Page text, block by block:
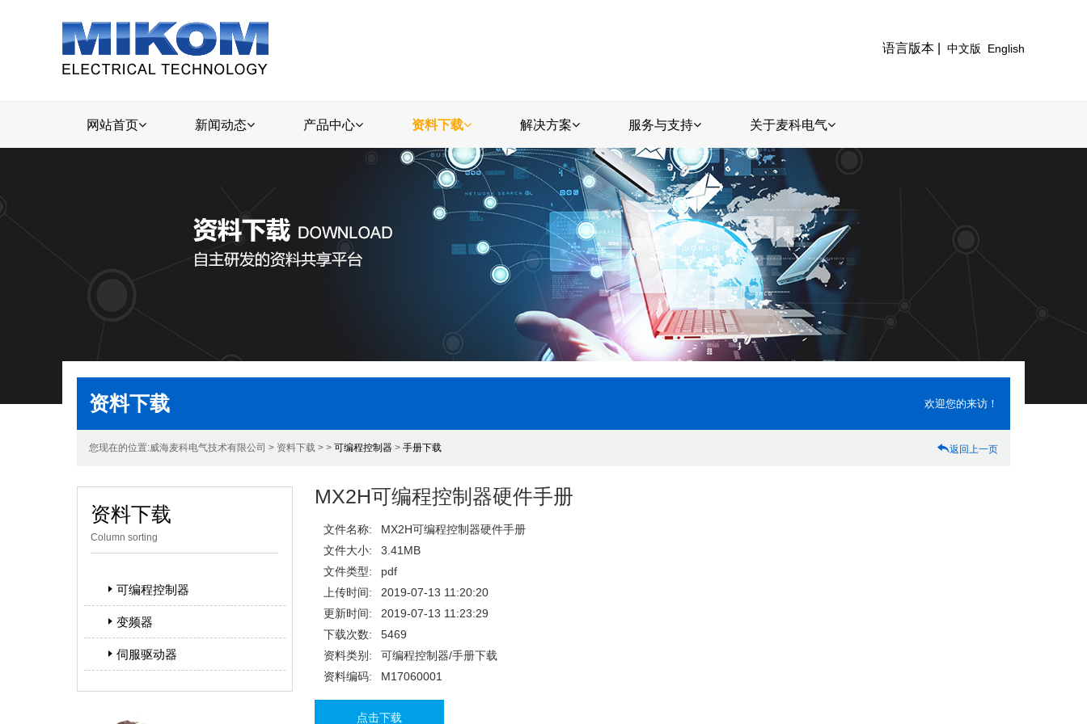
English
中文版
语言版本 |
网站首页 新闻动态 产品中心 资料下载 解决方案 服务与支持 关于麦科电气
资料下载 欢迎您的来访！
您现在的位置:威海麦科电气技术有限公司 > 资料下载 > > 可编程控制器 > 手册下载 返回上一页
资料下载
Column sorting
可编程控制器
变频器
伺服驱动器
MX2H可编程控制器硬件手册
文件名称:
MX2H可编程控制器硬件手册
文件大小:
3.41MB
文件类型:
pdf
上传时间:
2019-07-13 11:20:20
更新时间:
2019-07-13 11:23:29
下载次数:
5469
资料类别:
可编程控制器/手册下载
资料编码:
M17060001
点击下载